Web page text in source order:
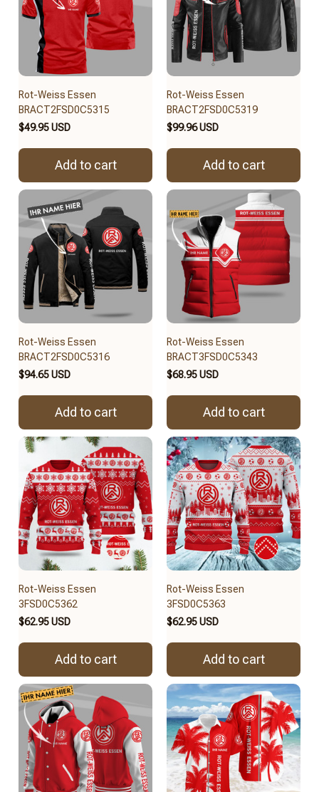
Rot-Weiss Essen
BRACT2FSD0C5315
$49.95 USD
Add to cart
Rot-Weiss Essen
BRACT2FSD0C5319
$99.96 USD
Add to cart
Rot-Weiss Essen
BRACT2FSD0C5316
$94.65 USD
Add to cart
Rot-Weiss Essen
BRACT3FSD0C5343
$68.95 USD
Add to cart
Rot-Weiss Essen
3FSD0C5362
$62.95 USD
Add to cart
Rot-Weiss Essen
3FSD0C5363
$62.95 USD
Add to cart